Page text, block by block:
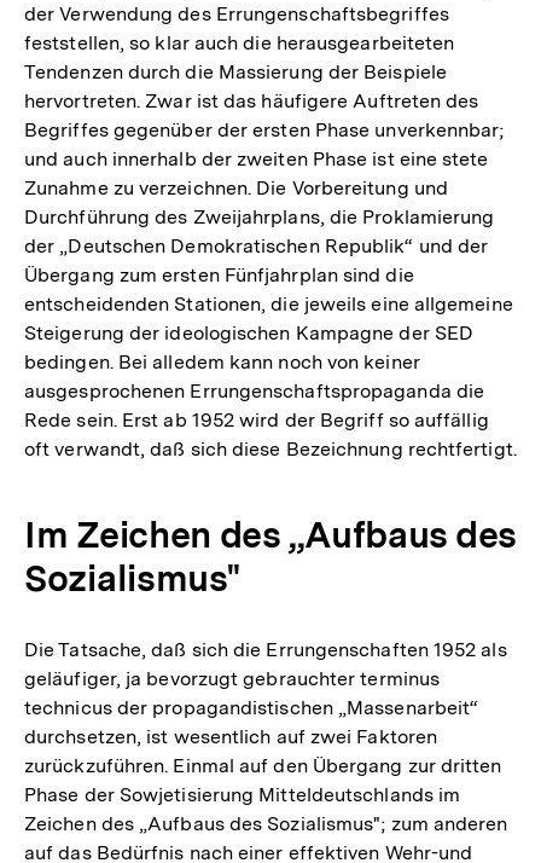
der
Fußnote
der Verwendung des Errungenschaftsbegriffes
feststellen, so klar auch die herausgearbeiteten
Tendenzen durch die Massierung der Beispiele
hervortreten. Zwar ist das häufigere Auftreten des
Begriffes gegenüber der ersten Phase unverkennbar;
und auch innerhalb der zweiten Phase ist eine stete
Zunahme zu verzeichnen. Die Vorbereitung und
Durchführung des Zweijahrplans, die Proklamierung
der „Deutschen Demokratischen Republik“ und der
Übergang zum ersten Fünfjahrplan sind die
entscheidenden Stationen, die jeweils eine allgemeine
Steigerung der ideologischen Kampagne der SED
bedingen. Bei alledem kann noch von keiner
ausgesprochenen Errungenschaftspropaganda die
Rede sein. Erst ab 1952 wird der Begriff so auffällig
oft verwandt, daß sich diese Bezeichnung rechtfertigt.
Im Zeichen des „Aufbaus des
Sozialismus"
Die Tatsache, daß sich die Errungenschaften 1952 als
geläufiger, ja bevorzugt gebrauchter terminus
technicus der propagandistischen „Massenarbeit“
durchsetzen, ist wesentlich auf zwei Faktoren
zurückzuführen. Einmal auf den Übergang zur dritten
Phase der Sowjetisierung Mitteldeutschlands im
Zeichen des „Aufbaus des Sozialismus"; zum anderen
auf das Bedürfnis nach einer effektiven Wehr-und